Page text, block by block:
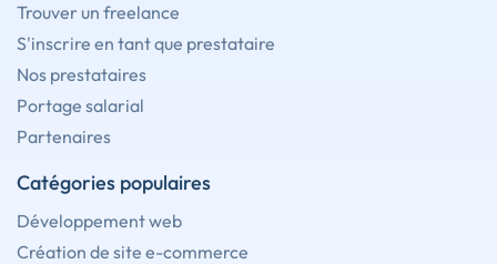
Trouver un freelance
S'inscrire en tant que prestataire
Nos prestataires
Portage salarial
Partenaires
Catégories populaires
Développement web
Création de site e-commerce